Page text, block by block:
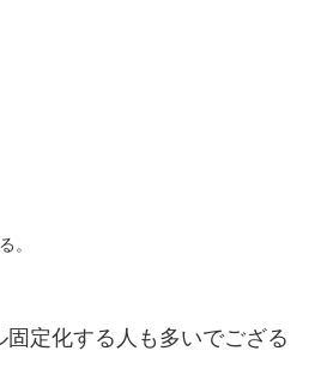
。
固定化する人も多いでござる